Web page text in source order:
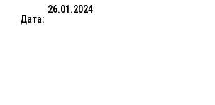
Дата:
26.01.2024